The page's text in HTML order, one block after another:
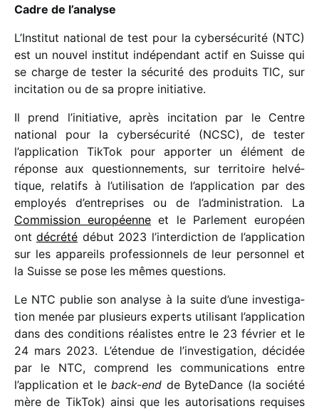
Cadre de l’analyse
L’Institut natio­nal de test pour la cyber­sé­cu­rité (NTC)
est un nouvel insti­tut indé­pen­dant actif en Suisse qui
se charge de tester la sécu­rité des produits TIC, sur
inci­ta­tion ou de sa propre initiative.
Il prend l’initiative, après inci­ta­tion par le Centre
natio­nal pour la cyber­sé­cu­rité (NCSC), de tester
l’application TikTok pour appor­ter un élément de
réponse aux ques­tion­ne­ments, sur terri­toire helvé­
tique, rela­tifs à l’utilisation de l’application par des
employés d’entreprises ou de l’administration. La
Commission euro­péenne et le Parlement euro­péen
ont décrété début 2023 l’interdiction de l’application
sur les appa­reils profes­sion­nels de leur person­nel et
la Suisse se pose les mêmes questions.
Le NTC publie son analyse à la suite d’une inves­ti­ga­
tion menée par plusieurs experts utili­sant l’application
dans des condi­tions réalistes entre le 23 février et le
24 mars 2023. L’étendue de l’investigation, déci­dée
par le NTC, comprend les commu­ni­ca­tions entre
l’application et le back-end de ByteDance (la société
mère de TikTok) ainsi que les auto­ri­sa­tions requises